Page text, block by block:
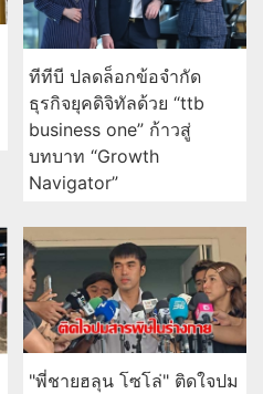
ทีทีบี ปลดล็อกข้อจำกัด
ธุรกิจยุคดิจิทัลด้วย “ttb
business one” ก้าวสู่
บทบาท “Growth
Navigator”
"พี่ชายฮลุน โซโล่" ติดใจปม